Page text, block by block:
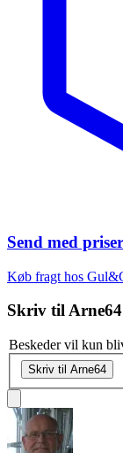
Send med
Køb fragt hos
Skriv tilArne64
Beskeder vil kun
Skriv til Arne64